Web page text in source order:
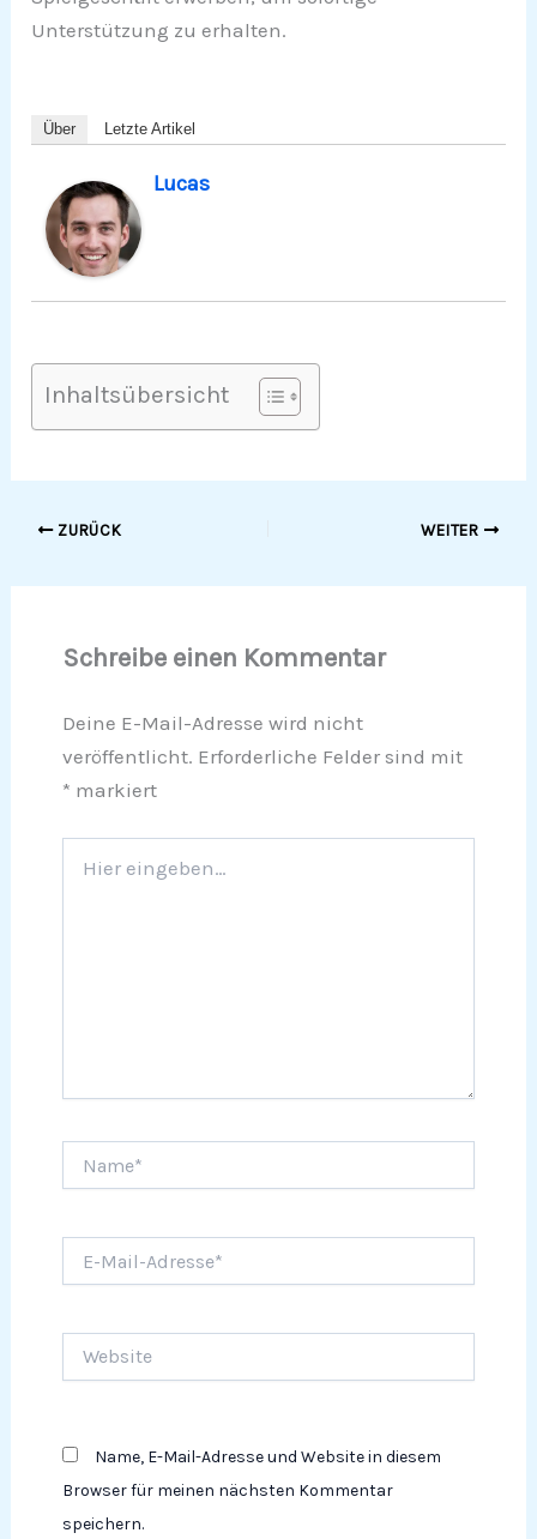
Unterstützung zu erhalten.
Über Letzte Artikel
Lucas
Inhaltsübersicht
ZURÜCK WEITER
Schreibe einen Kommentar
Deine E-Mail-Adresse wird nicht
veröffentlicht. Erforderliche Felder sind mit
* markiert
eingeben…
Mail-
Name, E-Mail-Adresse und Website in diesem
Browser für meinen nächsten Kommentar
speichern.